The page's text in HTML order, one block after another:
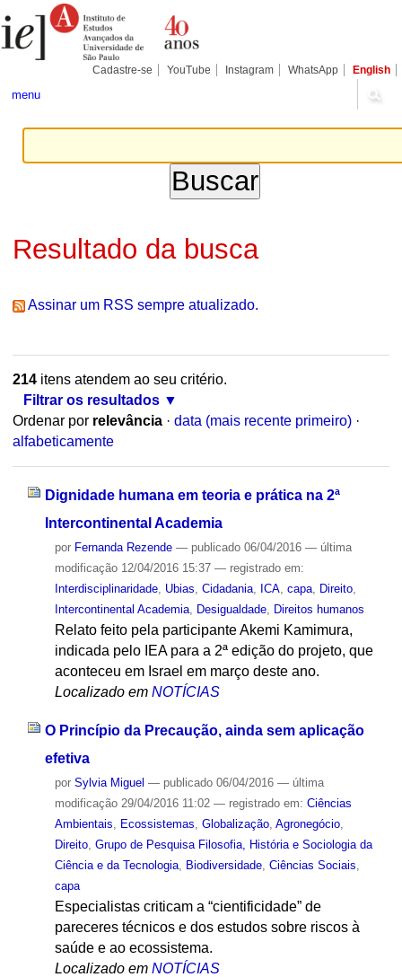
para
conteúdo.
Pessoais
Cadastre-se YouTube Instagram WhatsApp English
menu
Resultado da busca
Assinar um RSS sempre atualizado.
214itens atendem ao seu critério.
Filtrar os resultados
Ordenar por relevância · data (mais recente primeiro) ·
alfabeticamente
Dignidade humana em teoria e prática na 2ª
Intercontinental Academia
por Fernanda Rezende — publicado06/04/2016 — última
modificação12/04/2016 15:37 — registrado em:
Interdisciplinaridade, Ubias Cidadania, ICA, capa, Direito,
Intercontinental Academia, Desigualdade, Direitos humanos
Relato feito pela participante Akemi Kamimura,
indicada pelo IEA para a 2ª edição do projeto, que
aconteceu em Israel em março deste ano.
Localizado em NOTÍCIAS
O Princípio da Precaução, ainda sem aplicação
efetiva
por Sylvia Miguel — publicado06/04/2016 — última
modificação29/04/2016 11:02 — registrado em: Ciências
Ambientais
Ecossistemas Globalização, Agronegócio,
Direito, Grupo de Pesquisa Filosofia, História e Sociologia da
Ciência e da Tecnologia, Biodiversidade, Ciências Sociais
capa
Especialistas criticam a “cientificidade” de
pareceres técnicos e dos estudos sobre riscos à
saúde e ao ecossistema.
Localizado em NOTÍCIAS